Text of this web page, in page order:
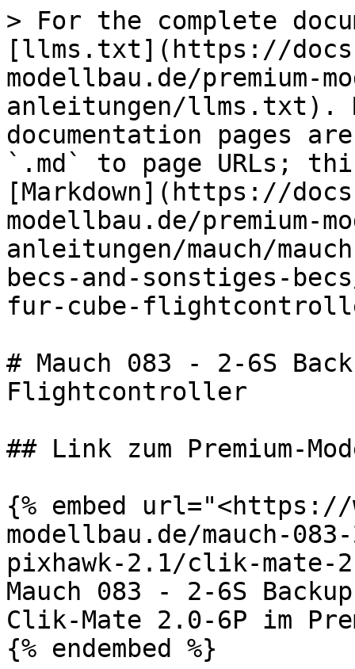
> For the complete
[llms.txt](https://
modellbau.de/premium-
anleitungen/llms.txt).
documentation pages
`.md` to page URLs;
[Markdown](https://
modellbau.de/premium-
anleitungen/mauch/
becs-and-sonstiges-
fur-cube-
# Mauch 083 - 2-6S
Flightcontroller
## Link zum Premium-
{% embed url="<https://
modellbau.de/mauch-
pixhawk-2.1/clik-mate-
Mauch 083 - 2-6S
Clik-Mate 2.0-6P im
{% endembed %}